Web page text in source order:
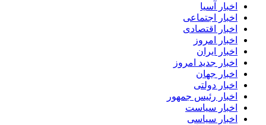
اخبار آسیا
اخبار اجتماعی
اخبار اقتصادی
اخبار امروز
اخبار ایران
اخبار جدید امروز
اخبار جهان
اخبار دولتی
اخبار رئیس جمهور
اخبار سیاست
اخبار سیاسی